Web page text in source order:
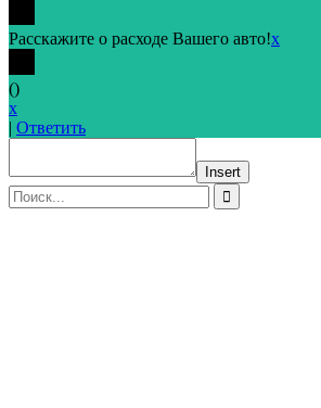
Расскажите о расходе Вашего авто!x
()
x
| Ответить
Insert